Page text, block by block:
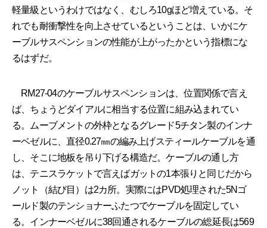
軽量級というわけではなく、むしろ10gほど増えている。そ
れでも耐衝撃性を向上させているということは、いかにケ
ーブルサスペンションの性能が上がったかという指標にな
るはずだ。
RM27-04のケーブルサスペンションは、位置関係で言え
ば、ちょうどダイアルに相当する位置に組み込まれてい
る。ムーブメントの外枠となるグレード5チタン製のインナ
ーベゼルに、直径0.27㎜の編み上げスティールケーブルを通
し、そこに地板を吊り下げる構造だ。ケーブルの通し方
は、テニスラケットで言えばガットの1本張りと同じだから
ノット（結び目）は2カ所。実際にはPVD処理された5Nゴ
ールド製のテンショナーふたつでケーブルを固定してい
る。インナーベゼルに38回通されるケーブルの総延長は569